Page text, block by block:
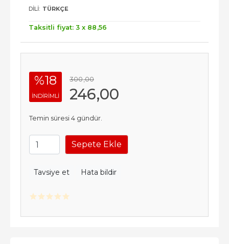
DILI: TÜRKÇE
Taksitli fiyat: 3 x 88 ,56
%18
INDIRIMLI
300,00
246,00
Temin süresi 4 gündür.
Sepete Ekle
Tavsiye et Hata bildir